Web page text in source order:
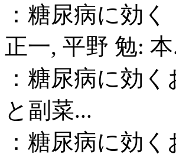
：糖尿病に効
正一, 平野 勉:
：糖尿病に効
と副菜...
：糖尿病に効